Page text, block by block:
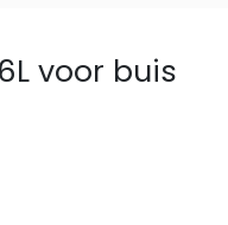
voor buis